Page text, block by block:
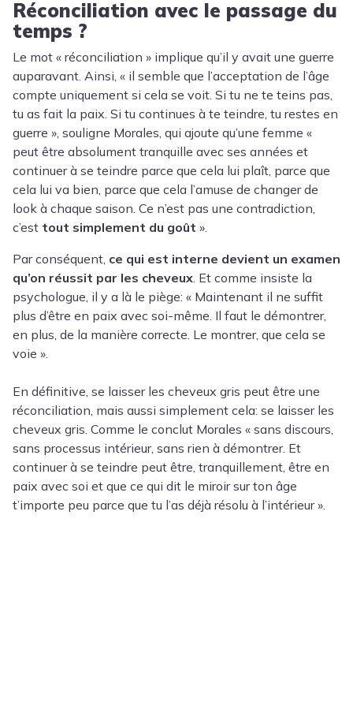
Réconciliation avec le passage du
temps ?
Le mot « réconciliation » implique qu’il y avait une guerre
auparavant. Ainsi, « il semble que l’acceptation de l’âge
compte uniquement si cela se voit. Si tu ne te teins pas,
tu as fait la paix. Si tu continues à te teindre, tu restes en
guerre », souligne Morales, qui ajoute qu’une femme «
peut être absolument tranquille avec ses années et
continuer à se teindre parce que cela lui plaît, parce que
cela lui va bien, parce que cela l’amuse de changer de
look à chaque saison. Ce n’est pas une contradiction,
c’est tout simplement du goût ».
Par conséquent, ce qui est interne devient un examen
qu’on réussit par les cheveux. Et comme insiste la
psychologue, il y a là le piège: « Maintenant il ne suffit
plus d’être en paix avec soi-même. Il faut le démontrer,
en plus, de la manière correcte. Le montrer, que cela se
voie ».
En définitive, se laisser les cheveux gris peut être une
réconciliation, mais aussi simplement cela: se laisser les
cheveux gris. Comme le conclut Morales « sans discours,
sans processus intérieur, sans rien à démontrer. Et
continuer à se teindre peut être, tranquillement, être en
paix avec soi et que ce qui dit le miroir sur ton âge
t’importe peu parce que tu l’as déjà résolu à l’intérieur ».